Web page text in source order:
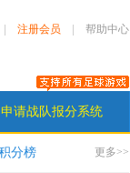
注册会员 帮助中心
申请战队报分系统
分榜 更多>>